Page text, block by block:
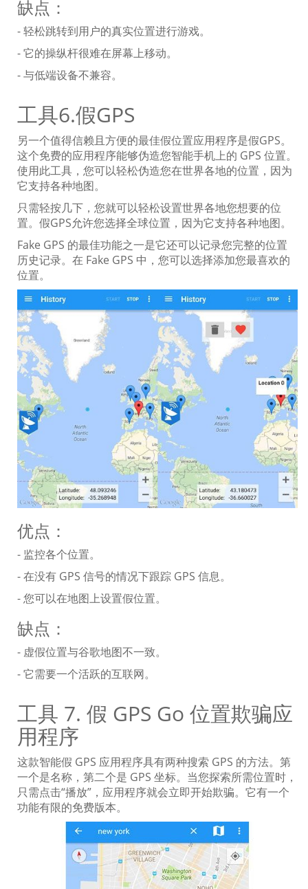
缺点：
- 轻松跳转到用户的真实位置进行游戏。
- 它的操纵杆很难在屏幕上移动。
- 与低端设备不兼容。
工具6.假GPS
另一个值得信赖且方便的最佳假位置应用程序是假GPS。
这个免费的应用程序能够伪造您智能手机上的 GPS 位置。
使用此工具，您可以轻松伪造您在世界各地的位置，因为
它支持各种地图。
只需轻按几下，您就可以轻松设置世界各地您想要的位
置。假GPS允许您选择全球位置，因为它支持各种地图。
Fake GPS 的最佳功能之一是它还可以记录您完整的位置
历史记录。在 Fake GPS 中，您可以选择添加您最喜欢的
位置。
优点：
- 监控各个位置。
- 在没有 GPS 信号的情况下跟踪 GPS 信息。
- 您可以在地图上设置假位置。
缺点：
- 虚假位置与谷歌地图不一致。
- 它需要一个活跃的互联网。
工具 7. 假 GPS Go 位置欺骗应
用程序
这款智能假 GPS 应用程序具有两种搜索 GPS 的方法。第
一个是名称，第二个是 GPS 坐标。当您探索所需位置时，
只需点击“播放”，应用程序就会立即开始欺骗。它有一个
功能有限的免费版本。